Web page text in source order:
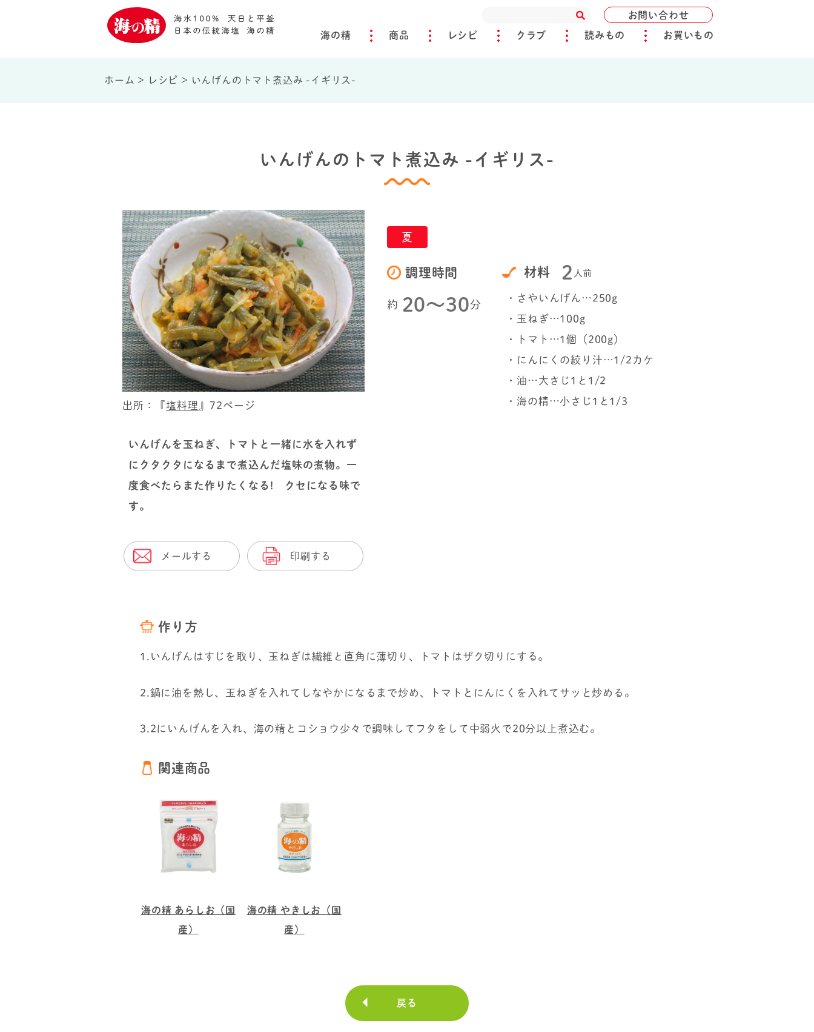
お問い合わせ
海の精 商品 レシピ クラブ 読みもの お買いもの
ホーム > レシピ > いんげんのトマト煮込み -イギリス-
いんげんのトマト煮込み -イギリス-
出所：『塩料理 』72ページ
いんげんを玉ねぎ、トマトと一緒に水を入れず
にクタクタになるまで煮込んだ塩味の煮物。一
度食べたらまた作りたくなる! クセになる味で
す。
メールする 印刷する
夏
調理時間
約 20〜30分
材料 2 人前
・さやいんげん…250g
・玉ねぎ…100g
・トマト…1個（200g）
・にんにくの絞り汁…1/2カケ
・油…大さじ1と1/2
・海の精…小さじ1と1/3
作り方
1.いんげんはすじを取り、玉ねぎは繊維と直角に薄切り、トマトはザク切りにする。
2.鍋に油を熱し、玉ねぎを入れてしなやかになるまで炒め、トマトとにんにくを入れてサッと炒める。
3.2にいんげんを入れ、海の精とコショウ少々で調味してフタをして中弱火で20分以上煮込む。
関連商品
海の精 あらしお（国
産）
海の精 やきしお（国
産）
戻る